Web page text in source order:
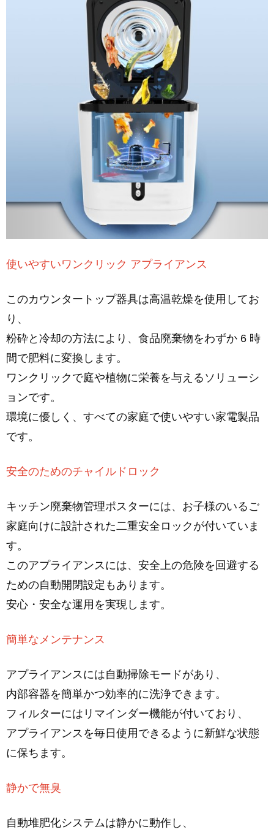
使いやすいワンクリック アプライアンス
このカウンタートップ器具は高温乾燥を使用してお
り、
粉砕と冷却の方法により、食品廃棄物をわずか 6 時
間で肥料に変換します。
ワンクリックで庭や植物に栄養を与えるソリューシ
ョンです。
環境に優しく、すべての家庭で使いやすい家電製品
です。
安全のためのチャイルドロック
キッチン廃棄物管理ポスターには、お子様のいるご
家庭向けに設計された二重安全ロックが付いていま
す。
このアプライアンスには、安全上の危険を回避する
ための自動開閉設定もあります。
安心・安全な運用を実現します。
簡単なメンテナンス
アプライアンスには自動掃除モードがあり、
内部容器を簡単かつ効率的に洗浄できます。
フィルターにはリマインダー機能が付いており、
アプライアンスを毎日使用できるように新鮮な状態
に保ちます。
静かで無臭
自動堆肥化システムは静かに動作し、